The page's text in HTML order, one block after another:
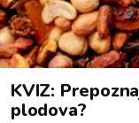
KVIZ:
plodova?